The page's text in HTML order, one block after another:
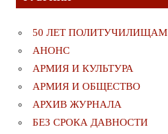
50 ЛЕТ ПОЛИТУЧИЛИЩАМ
АНОНС
АРМИЯ И КУЛЬТУРА
АРМИЯ И ОБЩЕСТВО
АРХИВ ЖУРНАЛА
БЕЗ СРОКА ДАВНОСТИ